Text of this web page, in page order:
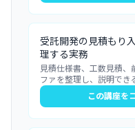
受託開発の見積もり
理する実務
見積仕様書、工数見積、
ファを整理し、説明でき
この講座を